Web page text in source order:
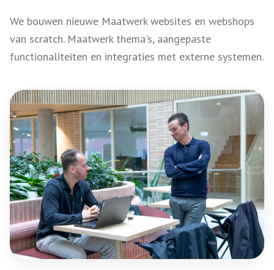
We bouwen nieuwe Maatwerk websites en webshops
van scratch. Maatwerk thema's, aangepaste
functionaliteiten en integraties met externe systemen.